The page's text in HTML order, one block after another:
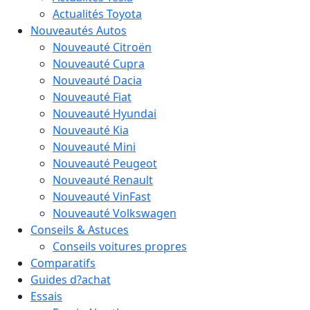
Actualités Toyota
Nouveautés Autos
Nouveauté Citroën
Nouveauté Cupra
Nouveauté Dacia
Nouveauté Fiat
Nouveauté Hyundai
Nouveauté Kia
Nouveauté Mini
Nouveauté Peugeot
Nouveauté Renault
Nouveauté VinFast
Nouveauté Volkswagen
Conseils & Astuces
Conseils voitures propres
Comparatifs
Guides d?achat
Essais